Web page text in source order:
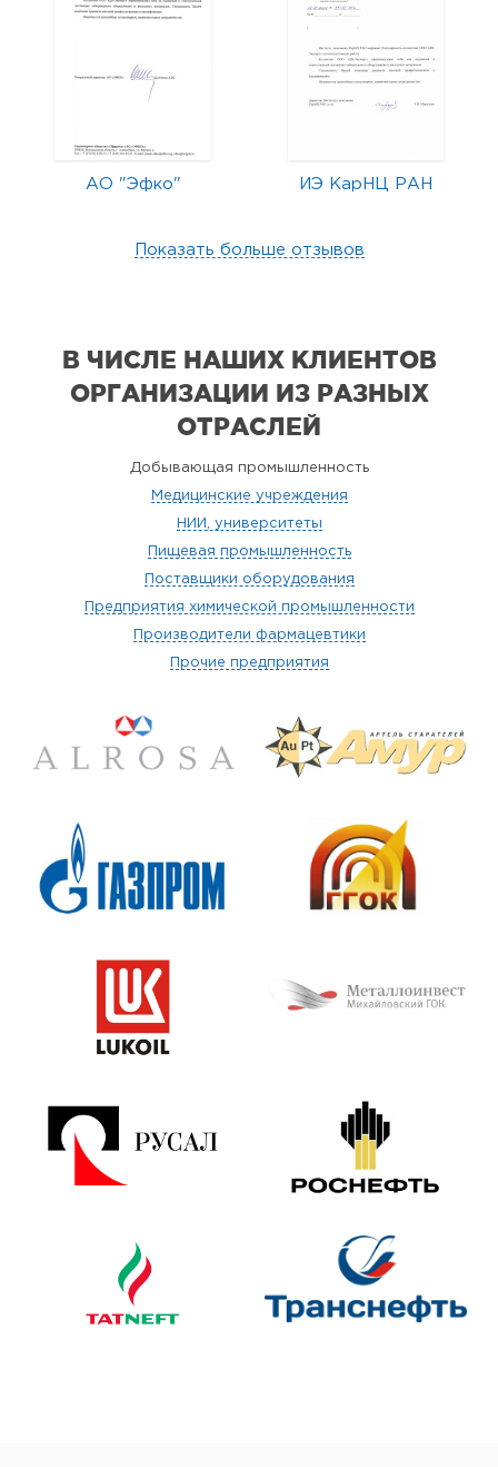
АО "Эфко" ИЭ КарНЦ РАН
Показать больше отзывов
В ЧИСЛЕ НАШИХ КЛИЕНТОВ
ОРГАНИЗАЦИИ ИЗ РАЗНЫХ
ОТРАСЛЕЙ
Добывающая промышленность
Медицинские учреждения
НИИ, университеты
Пищевая промышленность
Поставщики оборудования
Предприятия химической промышленности
Производители фармацевтики
Прочие предприятия